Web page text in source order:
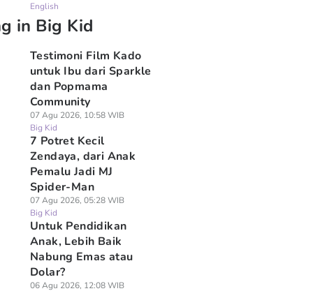
English
in Big Kid
Testimoni Film Kado
untuk Ibu dari Sparkle
dan Popmama
Community
07 Agu 2026, 10:58 WIB
Big Kid
7 Potret Kecil
Zendaya, dari Anak
Pemalu Jadi MJ
Spider-Man
07 Agu 2026, 05:28 WIB
Big Kid
Untuk Pendidikan
Anak, Lebih Baik
Nabung Emas atau
Dolar?
06 Agu 2026, 12:08 WIB